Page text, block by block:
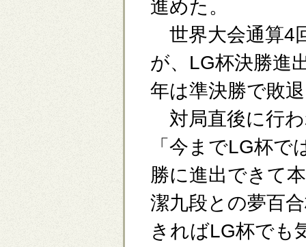
進めた。
世界大会通算4
が、LG杯決勝進
年は準決勝で敗
対局直後に行
「今までLG杯
勝に進出できて
潔九段との夢百
きればLG杯でも